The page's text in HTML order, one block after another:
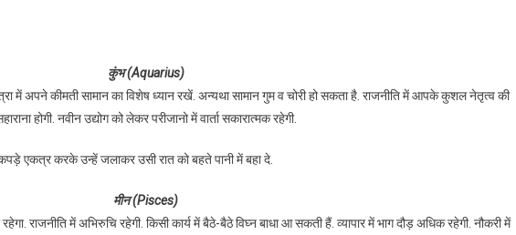
कुंभ (Aquarius)
में अपने कीमती सामान का विशेष ध्यान रखें. अन्यथा सामान गुम व चोरी हो सकता है. राजनीति में आपके कुशल नेतृत्व की
होगी. नवीन उद्योग को लेकर परीजानो में वार्ता सकारात्मक रहेगी.
एकत्र करके उन्हें जलाकर उसी रात को बहते पानी में बहा दे.
मीन (Pisces)
राजनीति में अभिरुचि रहेगी. किसी कार्य में बैठे-बैठे विघ्न बाधा आ सकती हैं. व्यापार में भाग दौड़ अधिक रहेगी. नौकरी में